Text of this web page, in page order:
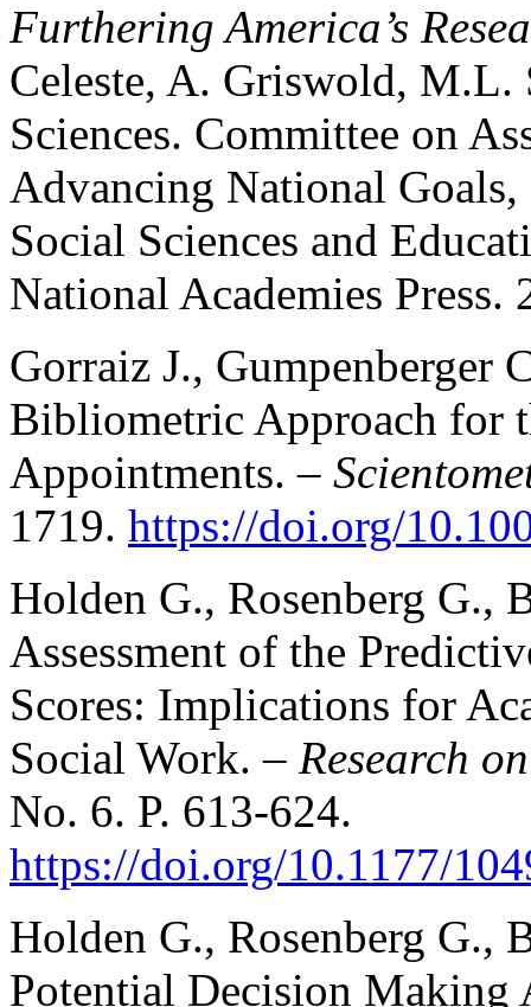
Furthering America’s
Celeste, A. Griswold,
Sciences. Committee on
Advancing National
Social Sciences and
National Academies Press.
Gorraiz J., Gumpenberger
Bibliometric Approach for
Appointments. –
1719. https://doi.org/
Holden G., Rosenberg G.,
Assessment of the
Scores: Implications for
Social Work. – Research
No. 6. P. 613-624.
https://doi.org/10.1177/
Holden G., Rosenberg G.,
Potential Decision